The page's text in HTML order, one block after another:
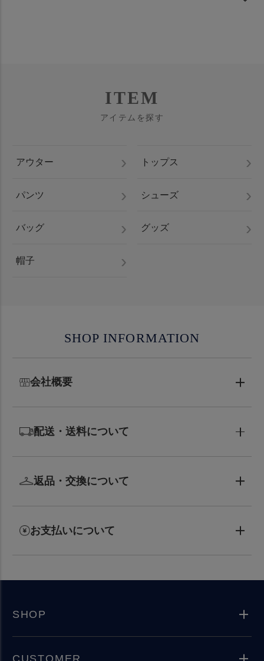
ITEM
アイテムを探す
アウター トップス
パンツ シューズ
バッグ グッズ
帽子
SHOP INFORMATION
会社概要
配送・送料について
返品・交換について
お支払いについて
SHOP
CUSTOMER